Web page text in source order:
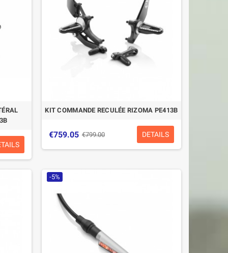
KIT COMMANDE RECULÉE RIZOMA PE413B
€759.05 €799.00 DETAILS
-5%